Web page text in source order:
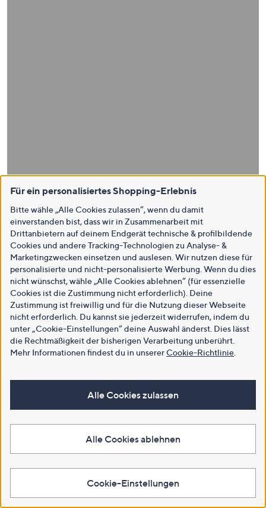
Für ein personalisiertes Shopping-Erlebnis
Bitte wähle „Alle Cookies zulassen“, wenn du damit
einverstanden bist, dass wir in Zusammenarbeit mit
Drittanbietern auf deinem Endgerät technische & profilbildende
Cookies und andere Tracking-Technologien zu Analyse- &
Marketingzwecken einsetzen und auslesen. Wir nutzen diese für
personalisierte und nicht-personalisierte Werbung. Wenn du dies
nicht wünschst, wähle „Alle Cookies ablehnen“ (für essenzielle
Cookies ist die Zustimmung nicht erforderlich). Deine
Zustimmung ist freiwillig und für die Nutzung dieser Webseite
nicht erforderlich. Du kannst sie jederzeit widerrufen, indem du
unter „Cookie-Einstellungen“ deine Auswahl änderst. Dies lässt
die Rechtmäßigkeit der bisherigen Verarbeitung unberührt.
Mehr Informationen findest du in unsererCookie-Richtlinie
Alle Cookies zulassen
Alle Cookies ablehnen
Cookie-Einstellungen